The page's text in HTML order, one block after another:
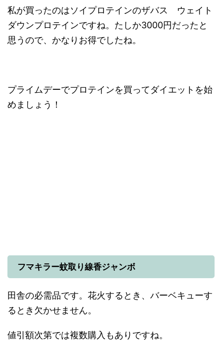
私が買ったのはソイプロテインのザバス ウェイト
ダウンプロテインですね。たしか3000円だったと
思うので、かなりお得でしたね。
プライムデーでプロテインを買ってダイエットを始
めましょう！
フマキラー蚊取り線香ジャンボ
田舎の必需品です。花火するとき、バーベキューす
るとき欠かせません。
値引額次第では複数購入もありですね。